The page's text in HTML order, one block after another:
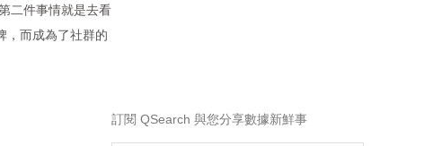
二件事情就是去看
，而成為了社群的
訂閱 QSearch 與您分享數據新鮮事